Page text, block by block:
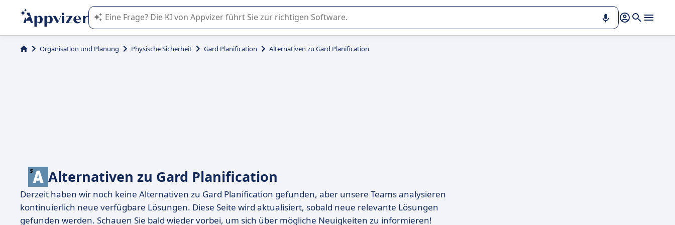
Die KI von Appvizer führt Sie bei der Nutzung oder Auswahl von SaaS-Software in Unternehmen.
Organisation und Planung Physische Sicherheit Gard Planification Alternativen zu Gard Planification
Alternativen zu Gard Planification
Derzeit haben wir noch keine Alternativen zu Gard Planification gefunden, aber unsere Teams analysieren
kontinuierlich neue verfügbare Lösungen. Diese Seite wird aktualisiert, sobald neue relevante Lösungen
gefunden werden. Schauen Sie bald wieder vorbei, um sich über mögliche Neuigkeiten zu informieren!